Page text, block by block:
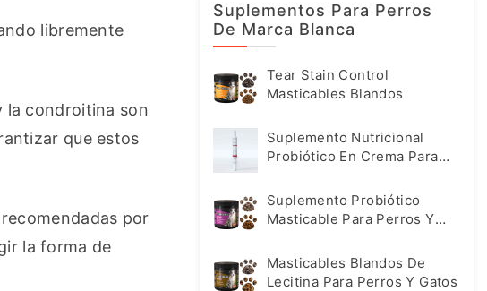
libremente
la condroitina son
que estos
por
la forma de
Suplementos Para Perros
De Marca Blanca
Tear Stain Control
Masticables Blandos
Suplemento Nutricional
Probiótico En Crema Para
Suplemento Probiótico
Masticable Para Perros Y
Masticables Blandos De
Lecitina Para Perros Y Gatos